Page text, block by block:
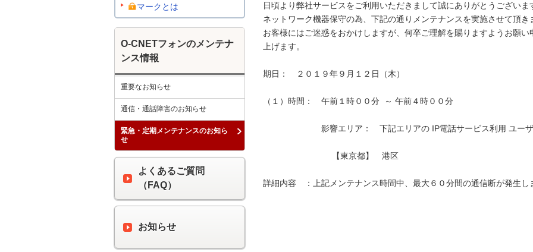
日頃より弊社サービスをご利用いただきまして誠にありがとうございま
ネットワーク機器保守の為、下記の通りメンテナンスを実施させて頂き
お客様にはご迷惑をおかけしますが、何卒ご理解を賜りますようお願い
上げます。
期日：　２０１９年９月１２日（木）
（１）時間：　午前１時００分  ～ 午前４時００分
影響エリア：　下記エリアの IP電話サービス利用 ユー
【東京都】　港区
詳細内容　：上記メンテナンス時間中、最大６０分間の通信断が発生し
マークとは
O-CNETフォンのメンテナ
ンス情報
重要なお知らせ
通信・通話障害のお知らせ
緊急・定期メンテナンスのお知ら
せ
よくあるご質問
（FAQ）
お知らせ